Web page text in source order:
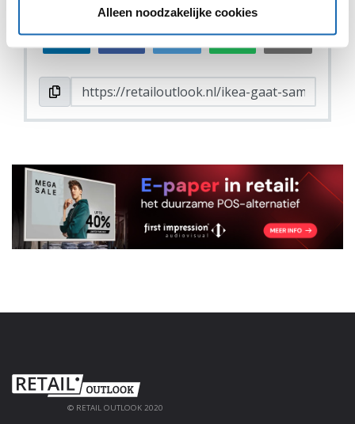
Alleen noodzakelijke cookies
DEEL DIT IN JOUW NETWERK
© RETAIL OUTLOOK 2020